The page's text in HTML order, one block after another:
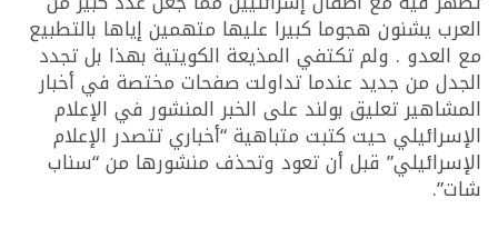
العرب يشنون هجوما كبيرا عليها متهمين إياها بالتطبيع
مع العدو . ولم تكتفي المذيعة الكويتية بهذا بل تجدد
الجدل من جديد عندما تداولت صفحات مختصة في أخبار
المشاهير تعليق بولند على الخبر المنشور في الإعلام
الإسرائيلي حيت كتبت متباهية “أخباري تتصدر الإعلام
الإسرائيلي” قبل أن تعود وتحذف منشورها من “سناب
شات”.